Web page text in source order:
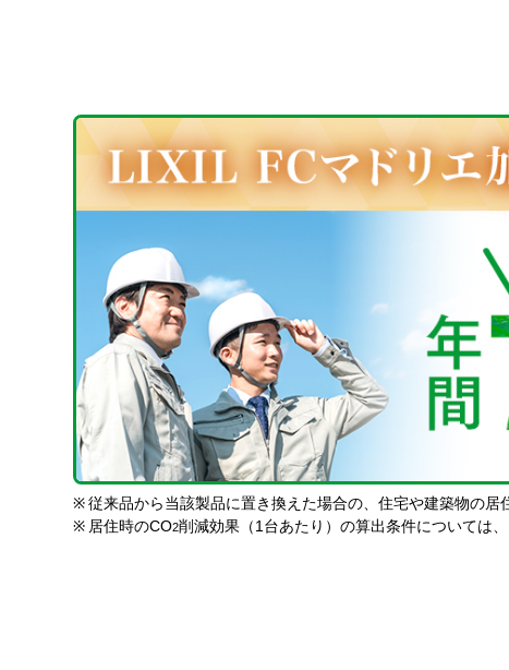
※ 従来品から当該製品に置き換えた場合の、住宅や建築物の
※ 居住時のCO2削減効果（1台あたり）の算出条件については、